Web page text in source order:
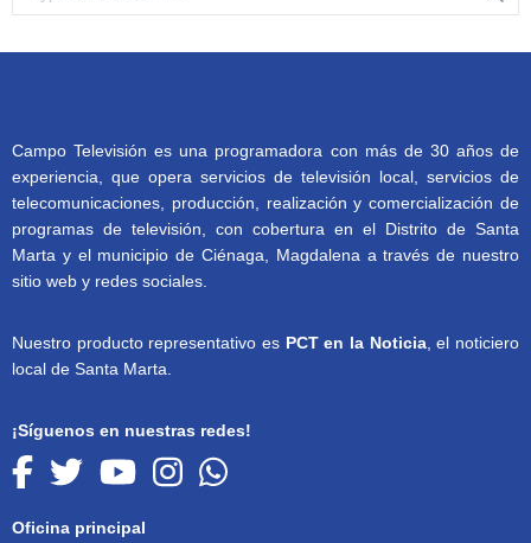
Campo Televisión es una programadora con más de 30 años de
experiencia, que opera servicios de televisión local, servicios de
telecomunicaciones, producción, realización y comercialización de
programas de televisión, con cobertura en el Distrito de Santa
Marta y el municipio de Ciénaga, Magdalena a través de nuestro
sitio web y redes sociales.
Nuestro producto representativo es PCT en la Noticia, el noticiero
local de Santa Marta.
¡Síguenos en nuestras redes!
Oficina principal